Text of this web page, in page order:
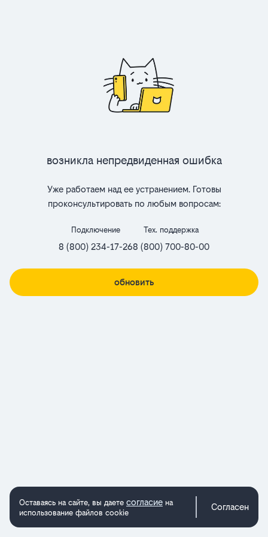
Возникла непредвиденная ошибка
Уже работаем над ее устранением. Готовы
проконсультировать по любым вопросам:
Подключение
8 (800) 234-17-26
Тех. поддержка
8 (800) 700-80-00
обновить
Оставаясь на сайте, вы даете согласие на
использование файлов cookie
Согласен